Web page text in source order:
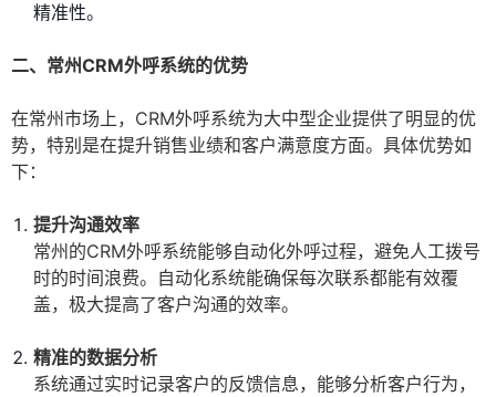
精准性。
二、常州CRM外呼系统的优势
在常州市场上，CRM外呼系统为大中型企业提供了明显的优
势，特别是在提升销售业绩和客户满意度方面。具体优势如
下：
提升沟通效率
常州的CRM外呼系统能够自动化外呼过程，避免人工拨号
时的时间浪费。自动化系统能确保每次联系都能有效覆
盖，极大提高了客户沟通的效率。
精准的数据分析
系统通过实时记录客户的反馈信息，能够分析客户行为，